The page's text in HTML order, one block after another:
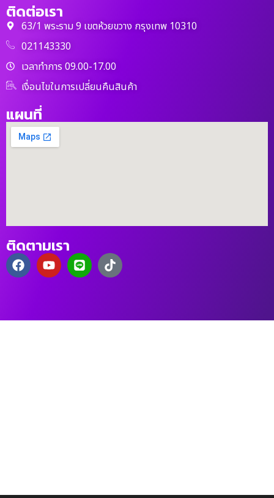
ติดต่อเรา
63/1 พระราม 9 เขตห้วยขวาง กรุงเทพ 10310
021143330
เวลาทำการ 09.00-17.00
เงื่อนไขในการเปลี่ยนคืนสินค้า
แผนที่
ติดตามเรา